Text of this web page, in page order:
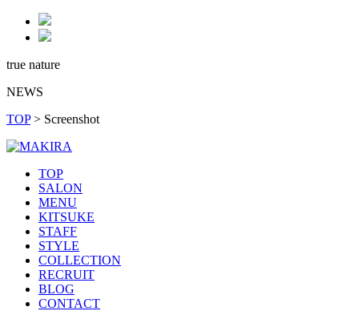
true nature
NEWS
TOP> Screenshot
TOP
SALON
MENU
KITSUKE
STAFF
STYLE
COLLECTION
RECRUIT
BLOG
CONTACT